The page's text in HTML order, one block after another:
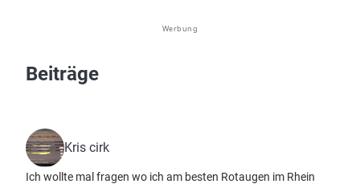
Werbung
Beiträge
Kris cirk
Ich wollte mal fragen wo ich am besten Rotaugen im Rhein